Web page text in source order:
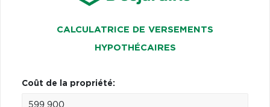
CALCULATRICE DE VERSEMENTS
HYPOTHÉCAIRES
Coût de la propriété: